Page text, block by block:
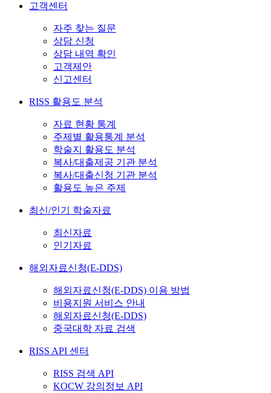
고객센터
자주 찾는 질문
상담 신청
상담 내역 확인
고객제안
신고센터
RISS 활용도 분석
자료 현황 통계
주제별 활용통계 분석
학술지 활용도 분석
복사/대출제공 기관 분석
복사/대출신청 기관 분석
활용도 높은 주제
최신/인기 학술자료
최신자료
인기자료
해외자료신청(E-DDS)
해외자료신청(E-DDS) 이용 방법
비용지원 서비스 안내
해외자료신청(E-DDS)
중국대학 자료 검색
RISS API 센터
RISS 검색 API
KOCW 강의정보 API